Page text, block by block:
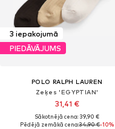
3 iepakojumā
PIEDĀVĀJUMS
POLO RALPH LAUREN
Zeķes 'EGYPTIAN'
31,41 €
Sākotnējā cena: 39,90 €
Pēdējā zemākā cena:34,90 €-10%